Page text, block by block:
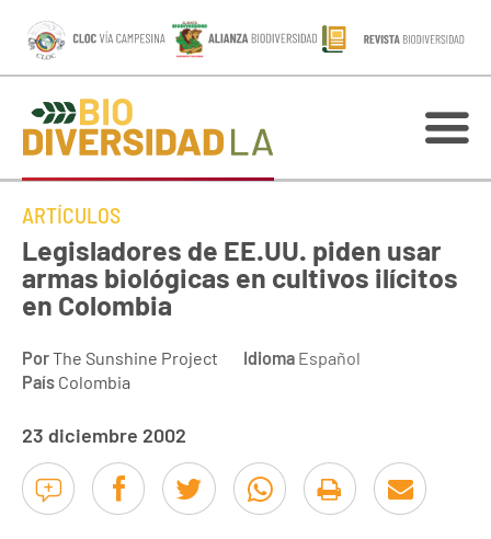
ARTÍCULOS
Legisladores de EE.UU. piden usar
armas biológicas en cultivos ilícitos
en Colombia
PorThe Sunshine Project Idioma Español
País Colombia
23 diciembre 2002